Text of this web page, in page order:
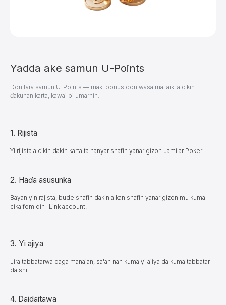
Yadda ake samun U-Points
Don fara samun U-Points — maki bonus don wasa mai aiki a cikin
ɗakunan karta, kawai bi umarnin:
1. Rijista
Yi rijista a cikin dakin karta ta hanyar shafin yanar gizon Jami'ar Poker.
2. Haɗa asusunka
Bayan yin rajista, bude shafin dakin a kan shafin yanar gizon mu kuma
cika fom din "Link account."
3. Yi ajiya
Jira tabbatarwa daga manajan, sa'an nan kuma yi ajiya da kuma tabbatar
da shi.
4. Daidaitawa